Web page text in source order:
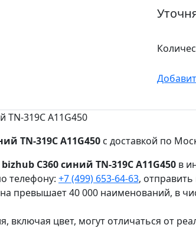
TN-319C A11G450
TN-319C A11G450 с доставкой по
C360 синий TN-319C A11G450 в
телефону: +7 (499) 653-64-63,
превышает 40 000 наименований, в
включая цвет, могут отличаться от